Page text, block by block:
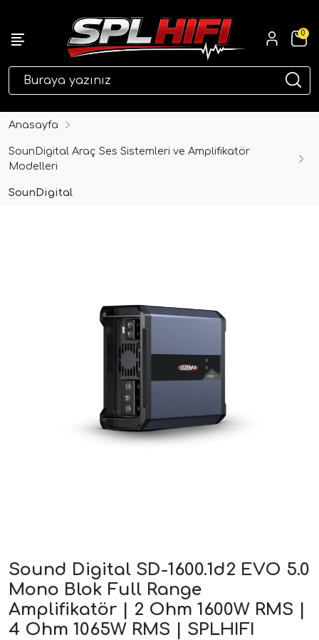
0
Anasayfa
SounDigital Araç Ses Sistemleri ve Amplifikatör
Modelleri
SounDigital
Sound Digital SD-1600.1d2 EVO 5.0
Mono Blok Full Range
Amplifikatör | 2 Ohm 1600W RMS |
4 Ohm 1065W RMS | SPLHIFI